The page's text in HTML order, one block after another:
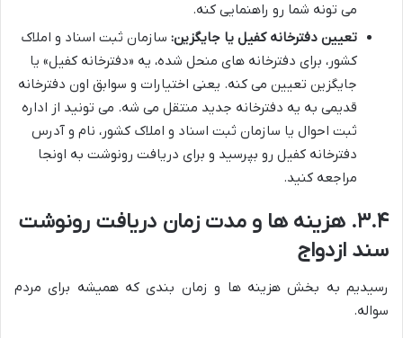
می تونه شما رو راهنمایی کنه.
تعیین دفترخانه کفیل یا جایگزین: سازمان ثبت اسناد و املاک
کشور، برای دفترخانه های منحل شده، یه «دفترخانه کفیل» یا
جایگزین تعیین می کنه. یعنی اختیارات و سوابق اون دفترخانه
قدیمی به یه دفترخانه جدید منتقل می شه. می تونید از اداره
ثبت احوال یا سازمان ثبت اسناد و املاک کشور، نام و آدرس
دفترخانه کفیل رو بپرسید و برای دریافت رونوشت به اونجا
مراجعه کنید.
۳.۴. هزینه ها و مدت زمان دریافت رونوشت
سند ازدواج
رسیدیم به بخش هزینه ها و زمان بندی که همیشه برای مردم
سواله.